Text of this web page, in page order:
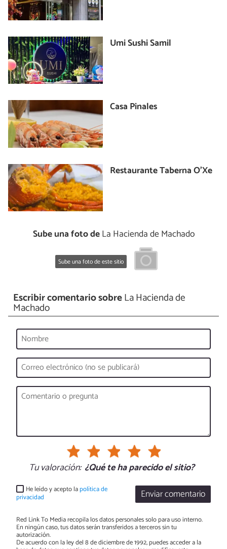
Umi Sushi Samil
Casa Pinales
Restaurante Taberna O'Xe
Sube una foto deLa Hacienda de Machado
Sube una foto de este sitio
Escribir comentario sobreLa Hacienda de
Machado
Tu valoración: ¿Qué te ha parecido el sitio?
Enviar comentario
He leído y acepto lapolítica de
privacidad
Red Link To Media recopila los datos personales solo para uso interno.
En ningún caso, tus datos serán transferidos a terceros sin tu
autorización.
De acuerdo con la ley del 8 de diciembre de 1992, puedes acceder a la